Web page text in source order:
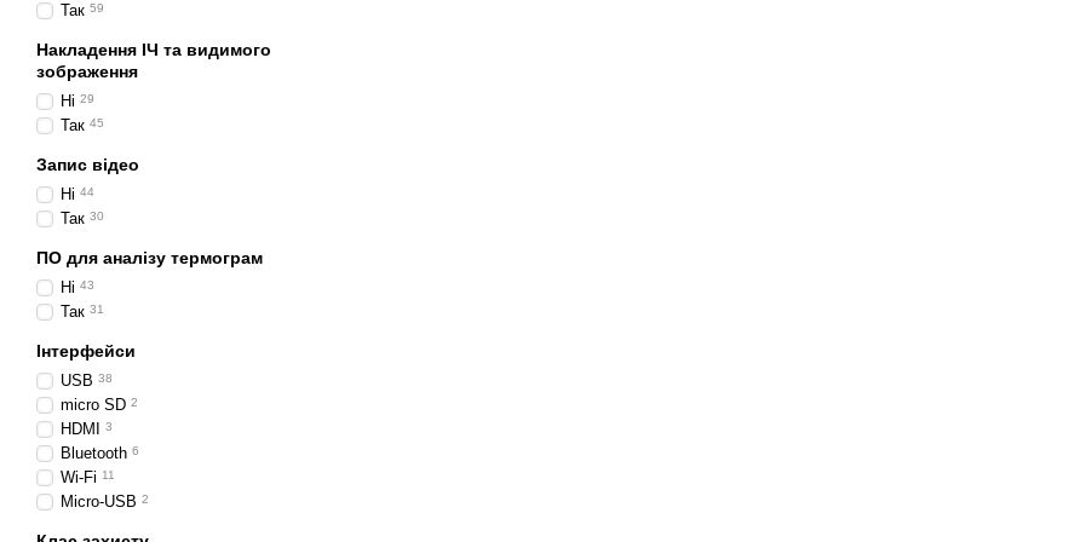
Так 59
Накладення ІЧ та видимого
зображення
Ні 29
Так 45
Запис відео
Ні 44
Так 30
ПО для аналізу термограм
Ні 43
Так 31
Інтерфейси
USB 38
micro SD 2
HDMI 3
Bluetooth 6
Wi-Fi 11
Micro-USB 2